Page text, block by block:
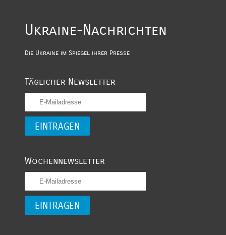
Ukraine-Nachrichten
Die Ukraine im Spiegel ihrer Presse
Täglicher Newsletter
Wochennewsletter